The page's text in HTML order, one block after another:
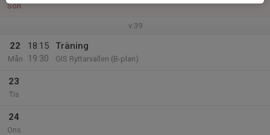
Sön
v.39
22
Mån
18:15
19:30
Träning
GIS Ryttarvallen (B-plan)
23
Tis
24
Ons